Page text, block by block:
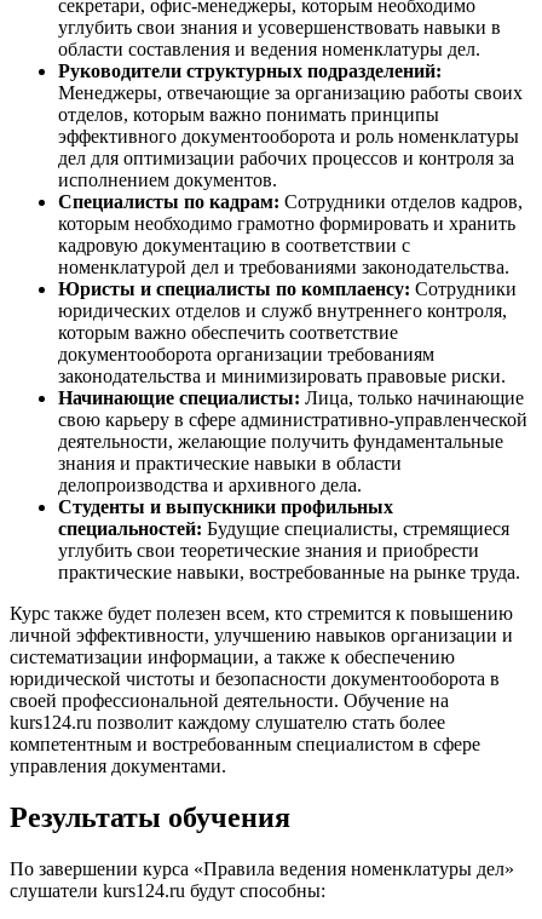
секретари, офис-менеджеры, которым необходимо
углубить свои знания и усовершенствовать навыки в
области составления и ведения номенклатуры дел.
Руководители структурных подразделений:
Менеджеры, отвечающие за организацию работы своих
отделов, которым важно понимать принципы
эффективного документооборота и роль номенклатуры
дел для оптимизации рабочих процессов и контроля за
исполнением документов.
Специалисты по кадрам: Сотрудники отделов кадров,
которым необходимо грамотно формировать и хранить
кадровую документацию в соответствии с
номенклатурой дел и требованиями законодательства.
Юристы и специалисты по комплаенсу: Сотрудники
юридических отделов и служб внутреннего контроля,
которым важно обеспечить соответствие
документооборота организации требованиям
законодательства и минимизировать правовые риски.
Начинающие специалисты: Лица, только начинающие
свою карьеру в сфере административно-управленческой
деятельности, желающие получить фундаментальные
знания и практические навыки в области
делопроизводства и архивного дела.
Студенты и выпускники профильных
специальностей: Будущие специалисты, стремящиеся
углубить свои теоретические знания и приобрести
практические навыки, востребованные на рынке труда.
Курс также будет полезен всем, кто стремится к повышению
личной эффективности, улучшению навыков организации и
систематизации информации, а также к обеспечению
юридической чистоты и безопасности документооборота в
своей профессиональной деятельности. Обучение на
kurs124.ru позволит каждому слушателю стать более
компетентным и востребованным специалистом в сфере
управления документами.
Результаты обучения
По завершении курса «Правила ведения номенклатуры дел»
слушатели kurs124.ru будут способны: